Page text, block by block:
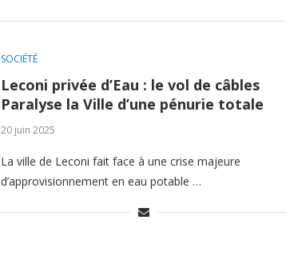
SOCIÉTÉ
Leconi privée d’Eau : le vol de câbles
Paralyse la Ville d’une pénurie totale
20 juin 2025
La ville de Leconi fait face à une crise majeure
d’approvisionnement en eau potable …